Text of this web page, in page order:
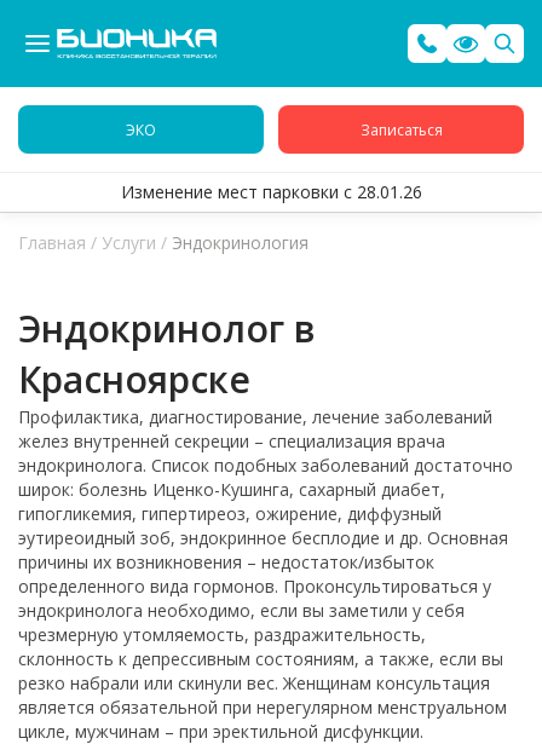
ЭКО Записаться
Изменение мест парковки с 28.01.26
Главная / Услуги / Эндокринология
Эндокринолог в
Красноярске
Профилактика, диагностирование, лечение заболеваний
желез внутренней секреции – специализация врача
эндокринолога. Список подобных заболеваний достаточно
широк: болезнь Иценко-Кушинга, сахарный диабет,
гипогликемия, гипертиреоз, ожирение, диффузный
эутиреоидный зоб, эндокринное бесплодие и др. Основная
причины их возникновения – недостаток/избыток
определенного вида гормонов. Проконсультироваться у
эндокринолога необходимо, если вы заметили у себя
чрезмерную утомляемость, раздражительность,
склонность к депрессивным состояниям, а также, если вы
резко набрали или скинули вес. Женщинам консультация
является обязательной при нерегулярном менструальном
цикле, мужчинам – при эректильной дисфункции.